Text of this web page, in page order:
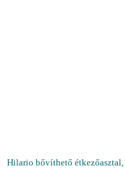
Hilario bővíthető